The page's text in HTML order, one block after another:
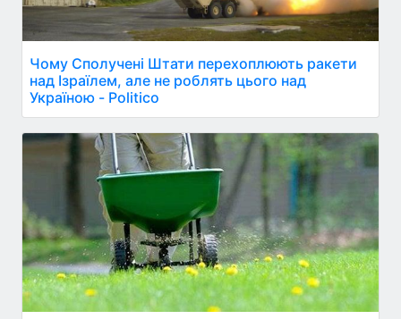
Чому Сполучені Штати перехоплюють ракети
над Ізраїлем, але не роблять цього над
Україною - Politico